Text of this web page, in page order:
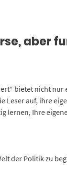
aber
bietet nicht
Leser auf, ihre
lernen, Ihre
der Politik zu